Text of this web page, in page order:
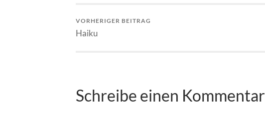
VORHERIGER BEITRAG
Haiku
Schreibe einen Kommentar